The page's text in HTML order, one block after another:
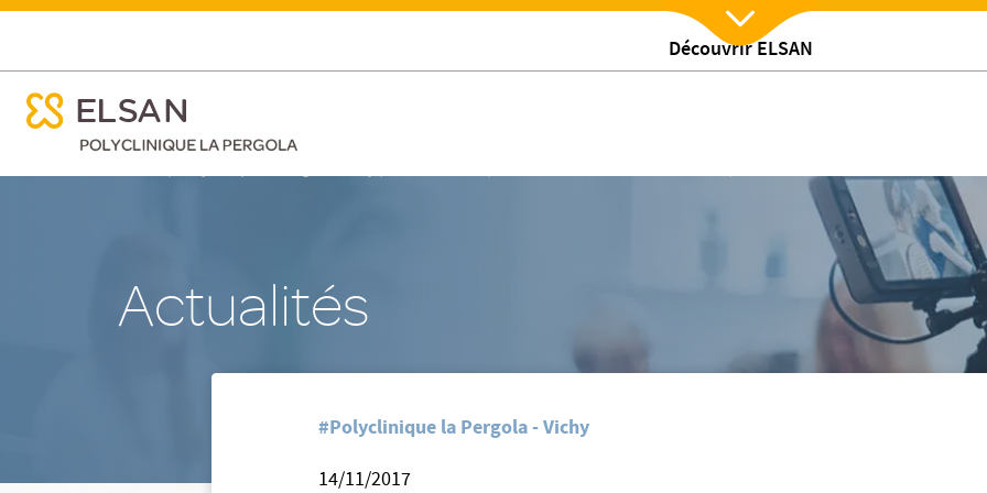
au
Découvrir ELSAN
25 novembre 2017 : Pour des soins plus sûrs
menu mobile
Nx:Afficher menu
menu mobile
Actualités
Accueil/Polyclinique la Pergola - Vichy/Nos actualites/25 novembre 2017 : Pour des soins plus sûrs
#Polyclinique la Pergola - Vichy
14/11/2017